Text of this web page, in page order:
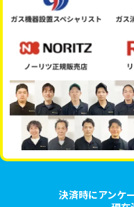
決済時にアンケ